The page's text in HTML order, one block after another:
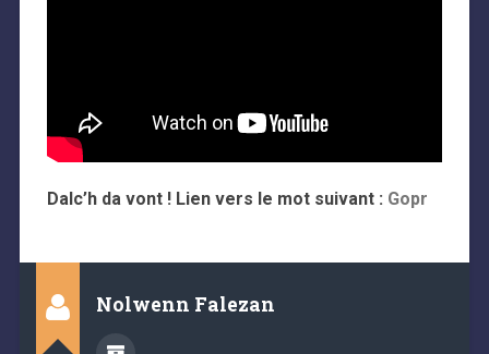
Dalc’h da vont ! Lien vers le mot suivant : Gopr
Nolwenn Falezan